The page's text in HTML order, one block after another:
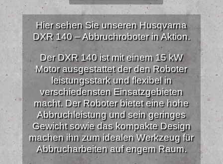
Hier sehen Sie unseren Husqvarna
DXR 140 – Abbruchroboter in Aktion.
Der DXR 140 ist mit einem 15 kW
Motor ausgestattet der den Roboter
leistungsstark und flexibel in
verschiedensten Einsatzgebieten
macht. Der Roboter bietet eine hohe
Abbruchleistung und sein geringes
Gewicht sowie das kompakte Design
machen ihn zum idealen Werkzeug für
Abbrucharbeiten auf engem Raum.